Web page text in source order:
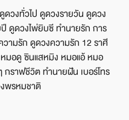
วงทั่วไป ดูดวงรายวัน ดูดวง
ดูดวงไพ่ยิบซี ทำนายรัก การ
วามรัก ดูดวงความรัก 12 ราศี
มอดู ซินแสหมิง หมอแอ้ หมอ
ราฟชีวิต ทำนายฝัน เบอร์โทร
พรหมชาติ